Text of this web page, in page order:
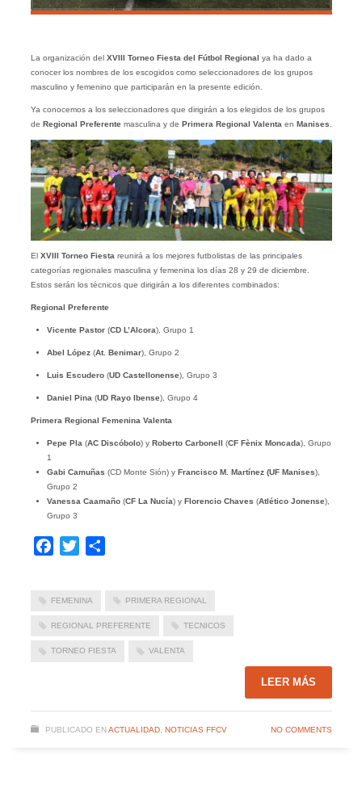
La organización del XVIII Torneo Fiesta del Fútbol Regional ya ha dado a
conocer los nombres de los escogidos como seleccionadores de los grupos
masculino y femenino que participarán en la presente edición.
Ya conocemos a los seleccionadores que dirigirán a los elegidos de los grupos
de Regional Preferentemasculina y de Primera Regional Valentaen Manises.
ElXVIII Torneo Fiesta reunirá a los mejores futbolistas de las principales
categorías regionales masculina y femenina los días 28 y 29 de diciembre.
Estos serán los técnicos que dirigirán a los diferentes combinados:
Regional Preferente
Vicente Pastor(CD L’Alcora), Grupo 1
Abel López(At. Benimar), Grupo 2
Luis Escudero(UD Castellonense), Grupo 3
Daniel Pina (UD Rayo Ibense), Grupo 4
Primera Regional Femenina Valenta
Pepe Pla (AC Discóbolo) y Roberto Carbonell (CF Fènix Moncada), Grupo
1
Gabi Camuñas (CD Monte Sión) y Francisco M. Martínez (UF Manises),
Grupo 2
Vanessa Caamaño (CF La Nucía) y Florencio Chaves (Atlético Jonense),
Grupo 3
Facebook
Twitter
FEMENINA PRIMERA REGIONAL
REGIONAL PREFERENTE TECNICOS
TORNEO FIESTA VALENTA
LEER MÁS
PUBLICADO EN ACTUALIDAD, NOTICIAS FFCV NO COMMENTS